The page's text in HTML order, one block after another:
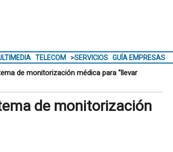
TELECOM >SERVICIOS GUÍA EMPRESAS
de monitorización médica para "llevar
de monitorización